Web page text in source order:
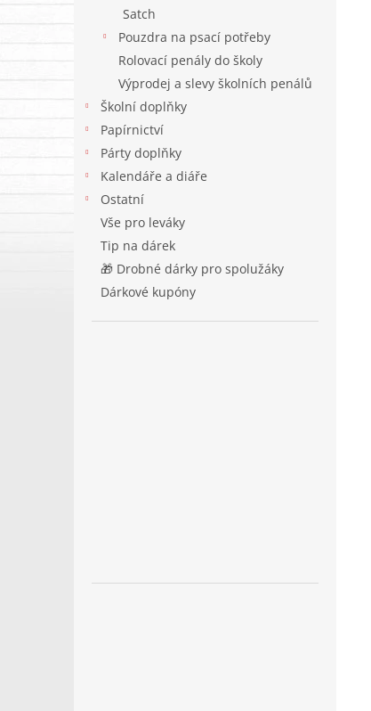
Satch
Pouzdra na psací potřeby
Rolovací penály do školy
Výprodej a slevy školních penálů
Školní doplňky
Papírnictví
Párty doplňky
Kalendáře a diáře
Ostatní
Vše pro leváky
Tip na dárek
🎁 Drobné dárky pro spolužáky
Dárkové kupóny